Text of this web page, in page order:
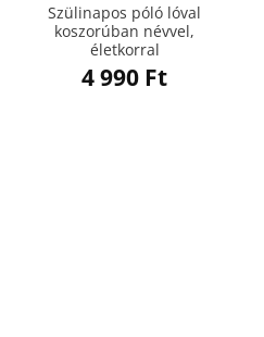
Szülinapos póló lóval
koszorúban névvel,
életkorral
4 990 Ft